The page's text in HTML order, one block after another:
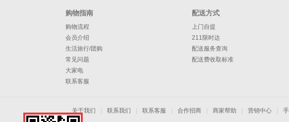
购物指南
购物流程
会员介绍
生活旅行/团购
常见问题
大家电
联系客服
配送方式
上门自提
211限时达
配送服务查询
配送费收取标准
关于我们 联系我们 联系客服 合作招商 商家帮助 营销中心